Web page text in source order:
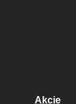
Akcie